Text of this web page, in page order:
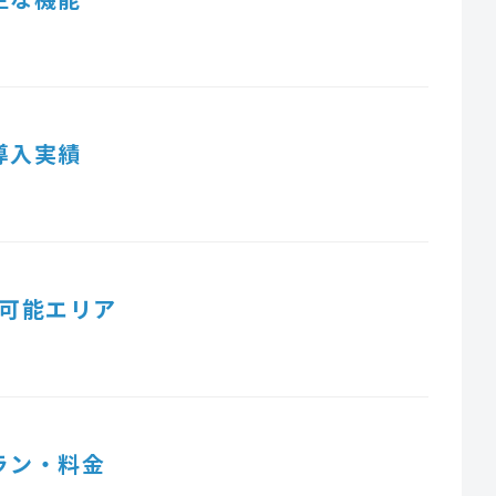
入実績
能エリア
ン・料金